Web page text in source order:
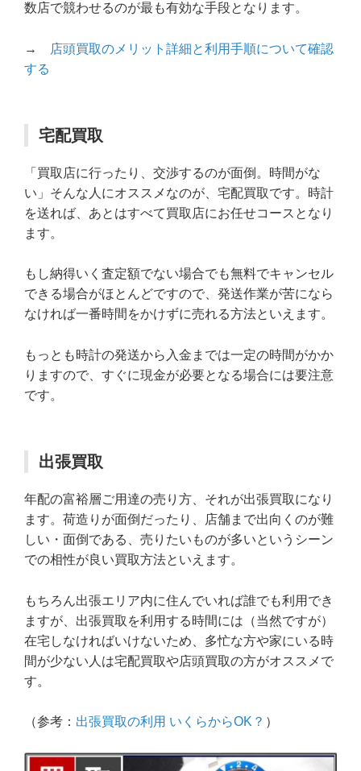
数店で競わせるのが最も有効な手段となります。
→
店頭買取のメリット詳細と利用手順について確認
する
宅配買取
「買取店に行ったり、交渉するのが面倒。時間がな
い」そんな人にオススメなのが、宅配買取です。時計
を送れば、あとはすべて買取店にお任せコースとなり
ます。
もし納得いく査定額でない場合でも無料でキャンセル
できる場合がほとんどですので、発送作業が苦になら
なければ一番時間をかけずに売れる方法といえます。
もっとも時計の発送から入金までは一定の時間がかか
りますので、すぐに現金が必要となる場合には要注意
です。
出張買取
年配の富裕層ご用達の売り方、それが出張買取になり
ます。荷造りが面倒だったり、店舗まで出向くのが難
しい・面倒である、売りたいものが多いというシーン
での相性が良い買取方法といえます。
もちろん出張エリア内に住んでいれば誰でも利用でき
ますが、出張買取を利用する時間には（当然ですが）
在宅しなければいけないため、多忙な方や家にいる時
間が少ない人は宅配買取や店頭買取の方がオススメで
す。
（参考： 出張買取の利用 いくらからOK？ ）